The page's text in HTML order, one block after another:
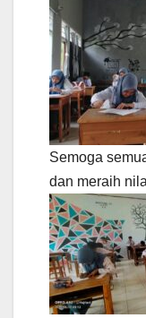
Semoga
dan meraih